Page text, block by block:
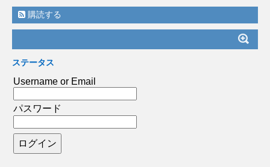
購読する
ステータス
Username or Email
パスワード